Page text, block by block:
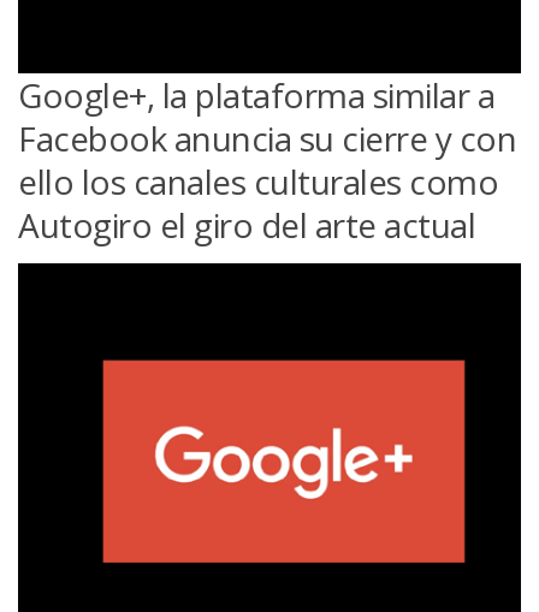
Google+, la plataforma similar a
Facebook anuncia su cierre y con
ello los canales culturales como
Autogiro el giro del arte actual